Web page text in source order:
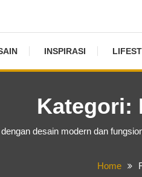
INSPIRASI
Kategori:
desain modern dan
Home